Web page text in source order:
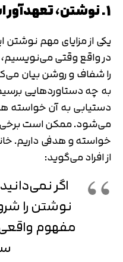
1. نوشتن، تعهدآور است
یکی از مزایای مهم نوشتن
در واقع وقتی
را شفاف و روشن بیان
به چه دستاوردهایی
دستیابی به آن خواسته
می‌شود. ممکن است برخی
خواسته و هدفی داریم.
از افراد می‌گوید:
اگر
نوشتن را
مفهوم